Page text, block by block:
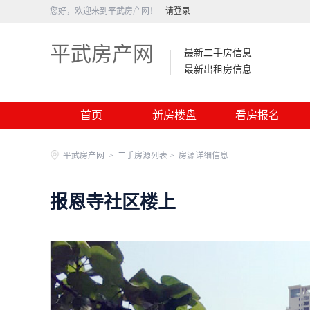
您好，欢迎来到平武房产网！ 请登录
平武房产网
最新二手房信息
最新出租房信息
首页 新房楼盘 看房报名
平武房产网 > 二手房源列表 > 房源详细信息
报恩寺社区楼上